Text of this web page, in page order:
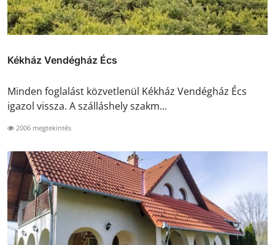
Kékház Vendégház Écs
Minden foglalást közvetlenül Kékház Vendégház Écs
igazol vissza. A szálláshely szakm...
2006 megtekintés